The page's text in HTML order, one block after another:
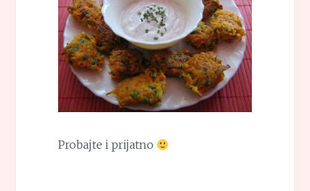
Probajte i prijatno